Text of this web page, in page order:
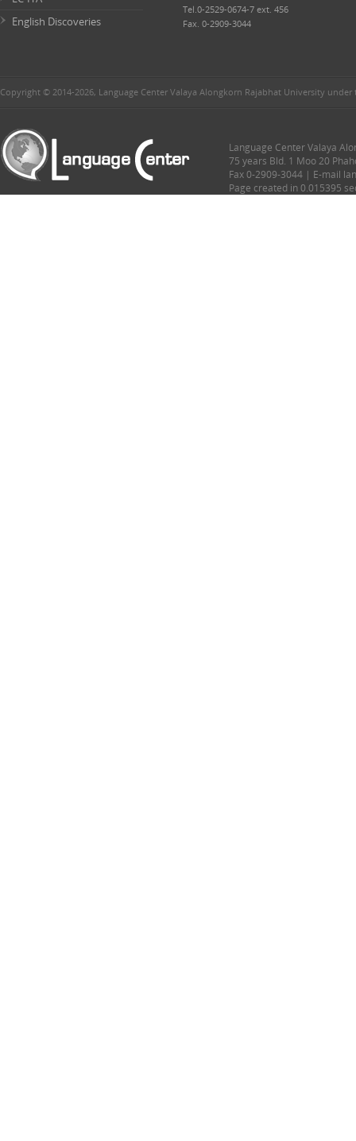
English Discoveries
Tel.0-2529-0674-7 ext. 456
Fax. 0-2909-3044
Copyright © 2014-2026, Language Center Valaya Alongkorn Rajabhat University
Language Center Valaya
75 years Bld. 1 Moo 20
Fax 0-2909-3044 | E-mail
Page created in 0.015395